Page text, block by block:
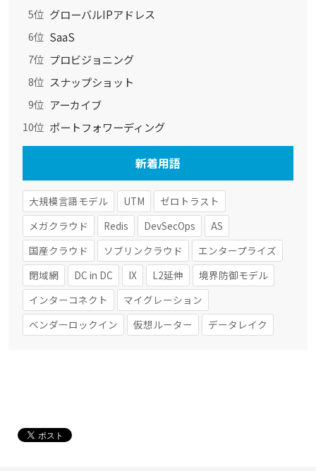
5位 グローバルIPアドレス
6位 SaaS
7位 プロビジョニング
8位 スナップショット
9位 アーカイブ
10位 ポートフォワーディング
新着用語
大規模言語モデル UTM
ゼロトラスト
メガクラウド
Redis DevSecOps
AS
国産クラウド
ソブリンクラウド
エンタープライズ
閉域網
DC in DC IX L2延伸
境界防御モデル
インターコネクト
マイグレーション
ベンダーロックイン
仮想ルーター データレイク